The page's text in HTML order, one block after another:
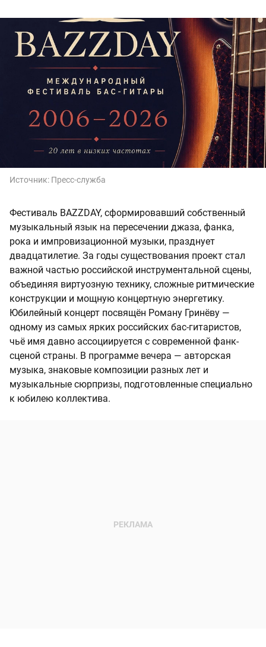
Источник: Пресс-служба
Фестиваль BAZZDAY, сформировавший собственный
музыкальный язык на пересечении джаза, фанка,
рока и импровизационной музыки, празднует
двадцатилетие. За годы существования проект стал
важной частью российской инструментальной сцены,
объединяя виртуозную технику, сложные ритмические
конструкции и мощную концертную энергетику.
Юбилейный концерт посвящён Роману Гринёву —
одному из самых ярких российских бас-гитаристов,
чьё имя давно ассоциируется с современной фанк-
сценой страны. В программе вечера — авторская
музыка, знаковые композиции разных лет и
музыкальные сюрпризы, подготовленные специально
к юбилею коллектива.